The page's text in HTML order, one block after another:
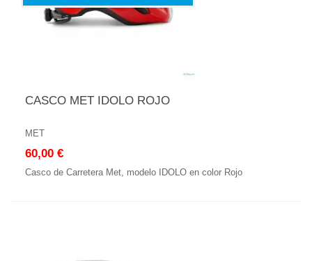
CASCO MET IDOLO ROJO
MET
60,00 €
Casco de Carretera Met, modelo IDOLO en color Rojo